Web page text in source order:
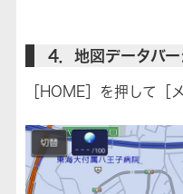
4．地図データバー
［HOME］を押して［